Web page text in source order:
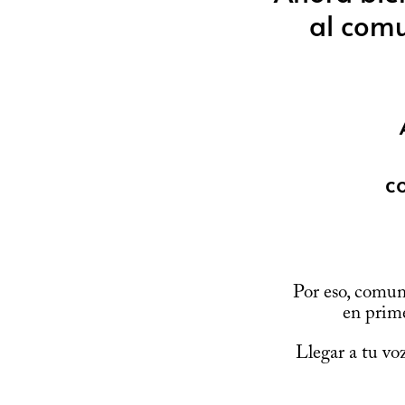
al
Por eso,
en
Llegar a tu